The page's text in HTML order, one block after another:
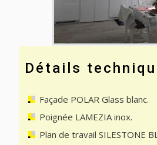
Détails
Façade POLAR Glass blanc.
Poignée LAMEZIA inox.
Plan de travail SILESTONE